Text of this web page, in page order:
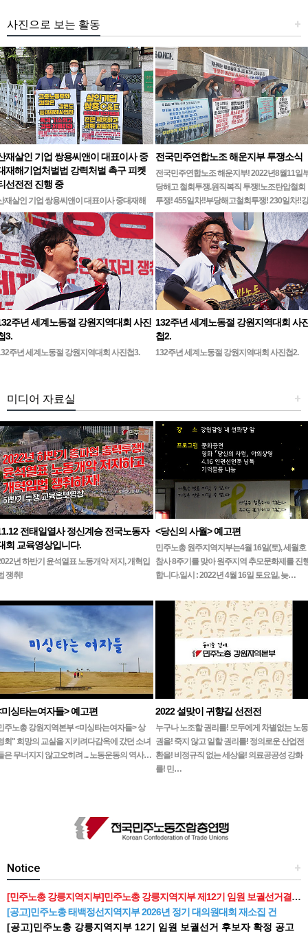
+
사진으로 보는 활동
재살인 기업 쌍용씨앤이 대표이사 중
재해기업처벌법 강력처벌 촉구 피켓
선전전 진행 중
재살인 기업 쌍용씨앤이 대표이사 중대재해
업처벌법 강력처벌 촉구민주노총 강원지역본
무기한 피켓시위 14일차고용노동부 강원지
앞 1인시위 진…
전국민주연합노조 해운지부 투쟁소식
전국민주연합노조 해운지부! 2022년8월11일
당해고 철회투쟁.원직복직 투쟁!노조탄압철회
투쟁! 455일차!!부당해고철회투쟁! 230일차!!강
릉ㆍ…
주년 세계노동절 강원지역대회 사진
3.
주년 세계노동절 강원지역대회 사진첩3.
132주년 세계노동절 강원지역대회 사
첩2.
132주년 세계노동절 강원지역대회 사진첩2.
+
미디어 자료실
전태일열사 정신계승 전국노동자
회 교육영상입니다.
년 하반기 윤석열표 노동개악 저지, 개혁입
쟁취!
<당신의 사월> 예고편
민주노총 원주지역지부는4월 16일(토), 세월호
참사 8주기를 맞아 원주지역 추모문화제를 진
합니다.일시 : 2022년 4월 16일 토요일, 늦…
미싱타는여자들> 예고편
주노총 강원지역본부 <미싱타는여자들> 상
회" 희망의 교실을 지키려다감옥에 갔던 소녀
은 무너지지 않고오히려 ... 노동운동의 역사…
2022 설맞이 귀향길 선전전
누구나 노조할 권리를! 모두에게 차별없는 노동
권을! 죽지 않고 일할 권리를! 정의로운 산업전
환을! 비정규직 없는 세상을! 의료공공성 강화
를! 민…
+
Notice
[민주노총 강릉지역지부]민주노총 강릉지역지부 제12기 임원 보궐선거결과 공고
[공고]민주노총 태백정선지역지부 2026년 정기 대의원대회 재소집 건
[공고]민주노총 강릉지역지부 12기 임원 보궐선거 후보자 확정 공고